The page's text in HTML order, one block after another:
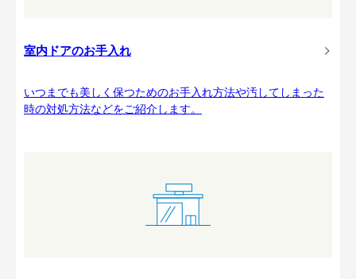
室内ドアのお手入れ
いつまでも美しく保つためのお手入れ方法や汚してしまった
時の対処方法などをご紹介します。